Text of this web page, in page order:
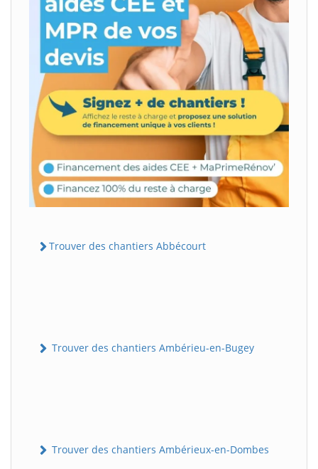
Trouver des chantiers Abbécourt
Trouver des chantiers Ambérieu-en-Bugey
Trouver des chantiers Ambérieux-en-Dombes